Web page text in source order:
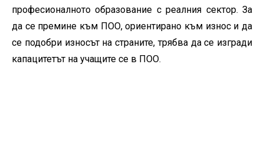
професионалното образование с реалния сектор. За
да се премине към ПОО, ориентирано към износ и да
се подобри износът на страните, трябва да се изгради
капацитетът на учащите се в ПОО.